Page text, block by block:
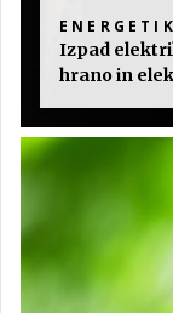
Izpad
hrano in